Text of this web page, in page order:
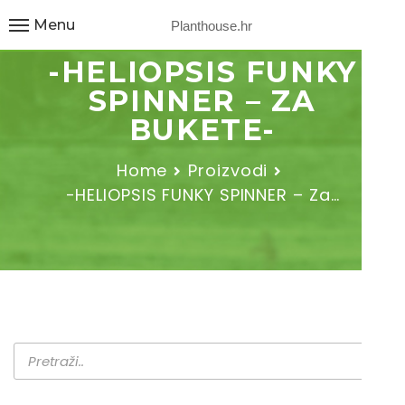
Planthouse.hr
Menu
-HELIOPSIS FUNKY
SPINNER – ZA
BUKETE-
Home
Proizvodi
-HELIOPSIS FUNKY SPINNER – Za…